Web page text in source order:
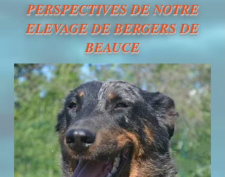
PERSPECTIVES DE NOTRE
ELEVAGE DE BERGERS DE
BEAUCE